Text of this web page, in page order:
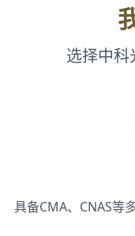
选择中科
具备CMA、CNAS等